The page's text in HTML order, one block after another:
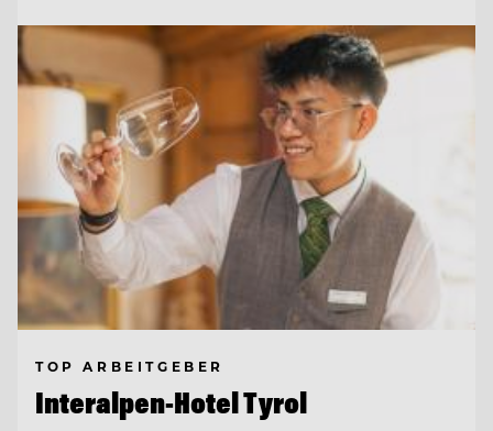
TOP ARBEITGEBER
Interalpen-Hotel Tyrol